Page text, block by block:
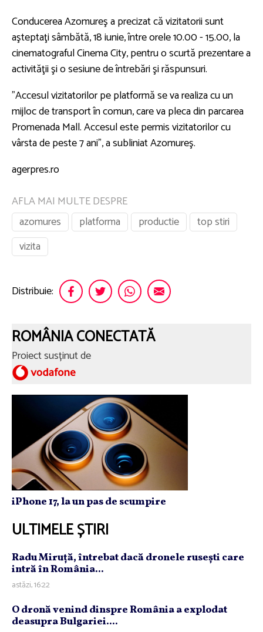
Conducerea Azomureş a precizat că vizitatorii sunt
aşteptaţi sâmbătă, 18 iunie, între orele 10.00 - 15.00, la
cinematograful Cinema City, pentru o scurtă prezentare a
activităţii şi o sesiune de întrebări şi răspunsuri.
"Accesul vizitatorilor pe platformă se va realiza cu un
mijloc de transport în comun, care va pleca din parcarea
Promenada Mall. Accesul este permis vizitatorilor cu
vârsta de peste 7 ani", a subliniat Azomureş.
agerpres.ro
AFLA MAI MULTE DESPRE
azomures
platforma productie
top stiri
vizita
Distribuie:
ROMÂNIA CONECTATĂ
Proiect susținut de
iPhone 17, la un pas de scumpire
ULTIMELE ȘTIRI
Radu Miruţă, întrebat dacă dronele ruseşti care
intră în România...
astăzi, 16:22
O dronă venind dinspre România a explodat
deasupra Bulgariei....